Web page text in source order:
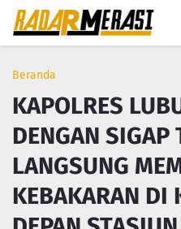
Beranda
KAPOLRES
DENGAN SIGAP
LANGSUNG
KEBAKARAN DI